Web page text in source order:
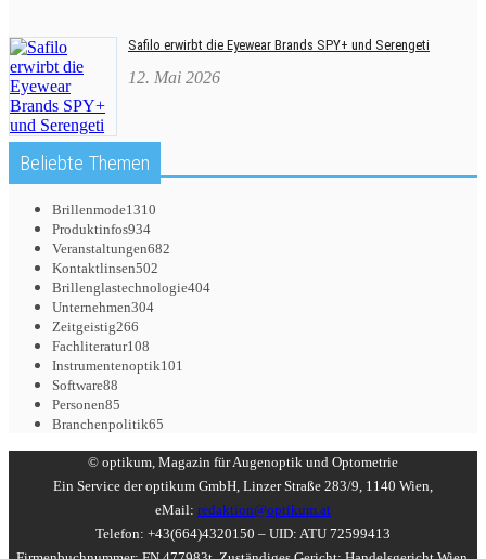
Safilo erwirbt die Eyewear Brands SPY+ und Serengeti
12. Mai 2026
Beliebte Themen
Brillenmode1310
Produktinfos934
Veranstaltungen682
Kontaktlinsen502
Brillenglastechnologie404
Unternehmen304
Zeitgeistig266
Fachliteratur108
Instrumentenoptik101
Software88
Personen85
Branchenpolitik65
© optikum, Magazin für Augenoptik und Optometrie
Ein Service der optikum GmbH, Linzer Straße 283/9, 1140 Wien,
eMail: redaktion@optikum.at
Telefon: +43(664)4320150 – UID: ATU 72599413